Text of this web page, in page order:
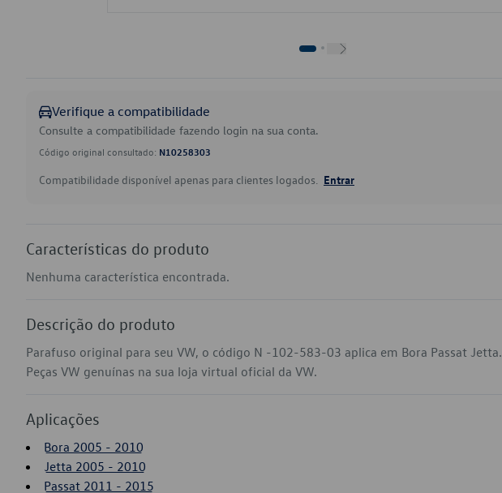
Verifique a compatibilidade
Consulte a compatibilidade fazendo login na sua conta.
Código original consultado: N10258303
Compatibilidade disponível apenas para clientes logados. Entrar
Características do produto
Nenhuma característica encontrada.
Descrição do produto
Parafuso original para seu VW, o código N -102-583-03 aplica em Bora Passat Jetta.
Peças VW genuínas na sua loja virtual oficial da VW.
Aplicações
Bora 2005 - 2010
Jetta 2005 - 2010
Passat 2011 - 2015